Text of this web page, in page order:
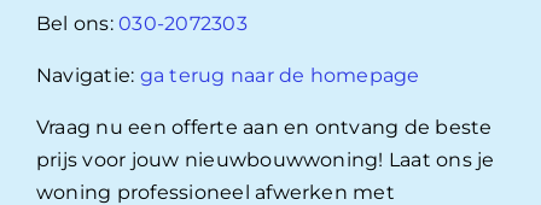
Bel ons:030-2072303
Navigatie: ga terug naar de homepage
Vraag nu een offerte aan en ontvang de beste
prijs voor jouw nieuwbouwwoning! Laat ons je
woning professioneel afwerken met